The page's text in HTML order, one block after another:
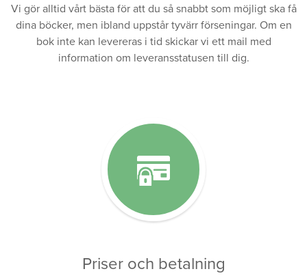
Vi gör alltid vårt bästa för att du så snabbt som möjligt ska få
dina böcker, men ibland uppstår tyvärr förseningar. Om en
bok inte kan levereras i tid skickar vi ett mail med
information om leveransstatusen till dig.
Priser och betalning